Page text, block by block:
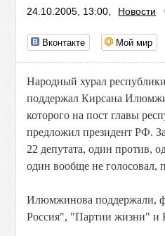
24.10.2005, 13:00, Новости
Вконтакте Мой мир
Народный хурал
поддержал Кирсана
которого на пост главы
предложил президент РФ.
22 депутата, один против,
один вообще не
Илюмжинова поддержали,
Россия", "Партии жизни"